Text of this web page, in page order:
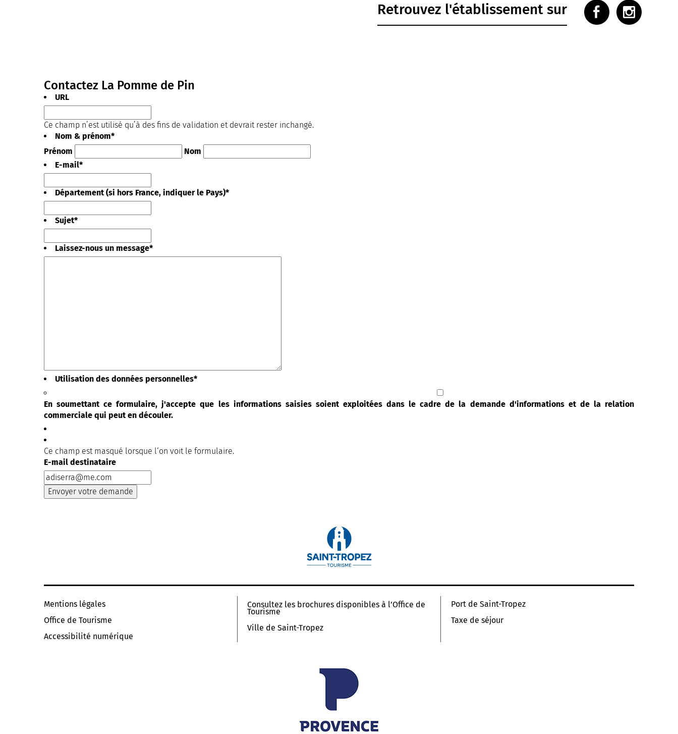
Retrouvez l'établissement sur
Contactez La Pomme de Pin
URL
Ce champ n’est utilisé qu’à des fins de validation et devrait rester inchangé.
Nom & prénom*
Prénom
Nom
E-mail*
Département (si hors France, indiquer le Pays)*
Sujet*
Laissez-nous un message*
Utilisation des données personnelles*
En soumettant ce formulaire, j'accepte que les informations saisies soient exploitées dans le cadre de la demande d'informations et de la relation
commerciale qui peut en découler.
Ce champ est masqué lorsque l‘on voit le formulaire.
E-mail destinataire
Mentions légales
Office de Tourisme
Accessibilité numérique
Consultez les brochures disponibles à l’Office de
Tourisme
Ville de Saint-Tropez
Port de Saint-Tropez
Taxe de séjour